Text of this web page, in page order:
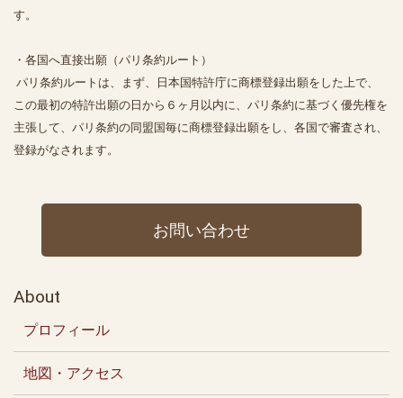
す。
・各国へ直接出願（パリ条約ルート）
パリ条約ルートは、まず、日本国特許庁に商標登録出願をした上で、
この最初の特許出願の日から６ヶ月以内に、パリ条約に基づく優先権を
主張して、パリ条約の同盟国毎に商標登録出願をし、各国で審査され、
登録がなされます。
お問い合わせ
About
プロフィール
地図・アクセス